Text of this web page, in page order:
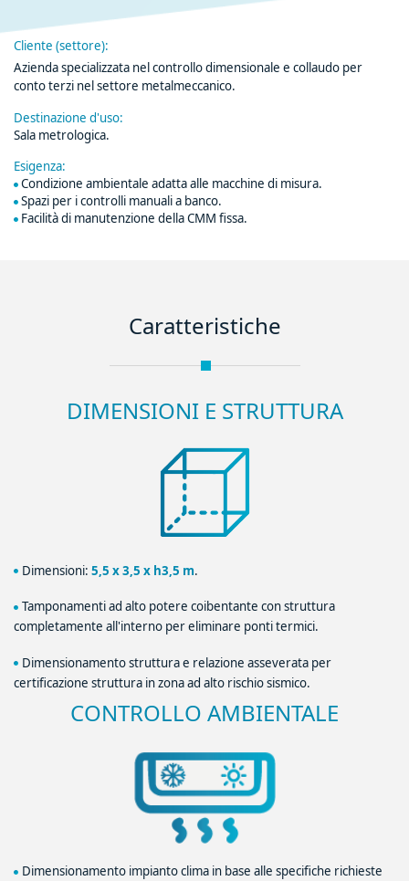
Cliente (settore):
Azienda specializzata nel controllo dimensionale e collaudo per
conto terzi nel settore metalmeccanico.
Destinazione d'uso:
Sala metrologica.
Esigenza:
Condizione ambientale adatta alle macchine di misura.
Spazi per i controlli manuali a banco.
Facilità di manutenzione della CMM fissa.
Caratteristiche
DIMENSIONI E STRUTTURA
Dimensioni: 5,5 x 3,5 x h3,5 m.
Tamponamenti ad alto potere coibentante con struttura
completamente all'interno per eliminare ponti termici.
Dimensionamento struttura e relazione asseverata per
certificazione struttura in zona ad alto rischio sismico.
CONTROLLO AMBIENTALE
Dimensionamento impianto clima in base alle specifiche richieste